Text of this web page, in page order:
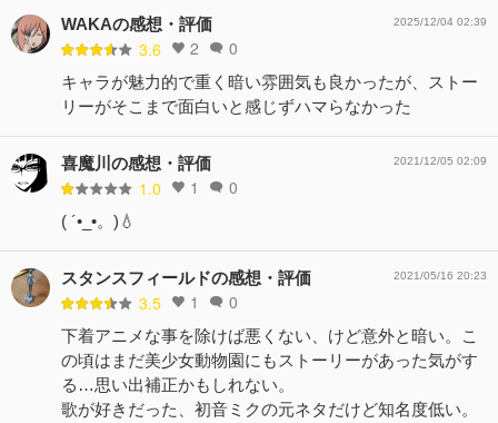
WAKAの感想・評価
3.6 2 0
2025/12/04 02:39
キャラが魅力的で重く暗い雰囲気も良かったが、ストー
リーがそこまで面白いと感じずハマらなかった
喜魔川の感想・評価
1.0 1 0
2021/12/05 02:09
( ´•_•。)💧
スタンスフィールドの感想・評価
3.5 1 0
2021/05/16 20:23
下着アニメな事を除けば悪くない、けど意外と暗い。こ
の頃はまだ美少女動物園にもストーリーがあった気がす
る…思い出補正かもしれない。
歌が好きだった、初音ミクの元ネタだけど知名度低い。